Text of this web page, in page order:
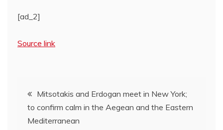
[ad_2]
Source link
Πλοήγηση
άρθρων
Mitsotakis and Erdogan meet in New York;
to confirm calm in the Aegean and the Eastern
Mediterranean